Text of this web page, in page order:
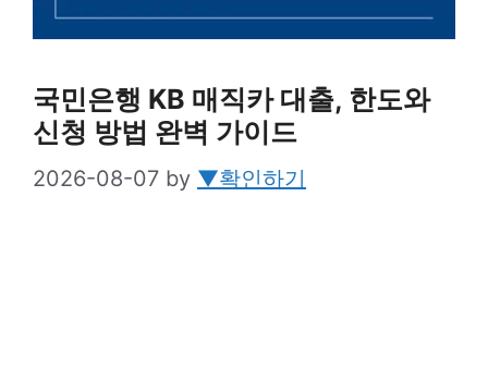
국민은행 KB 매직카 대출, 한도와
신청 방법 완벽 가이드
2026-08-07 by ▼확인하기